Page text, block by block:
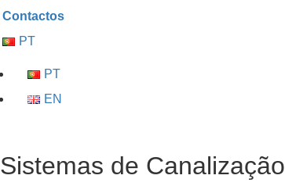
Contactos
PT
PT
EN
Sistemas de Canalização